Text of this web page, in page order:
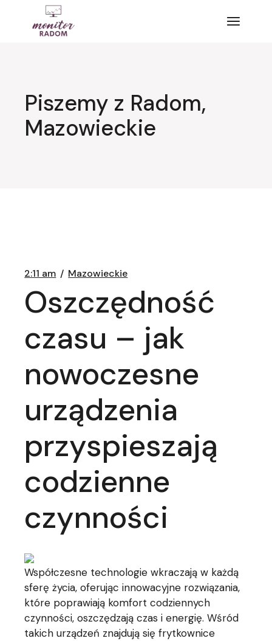
Piszemy z Radom,
Mazowieckie
2:11 am Mazowieckie
Oszczędność
czasu – jak
nowoczesne
urządzenia
przyspieszają
codzienne
czynności
Współczesne technologie wkraczają w każdą
sferę życia, oferując innowacyjne rozwiązania,
które poprawiają komfort codziennych
czynności, oszczędzają czas i energię. Wśród
takich urządzeń znajdują się frytkownice